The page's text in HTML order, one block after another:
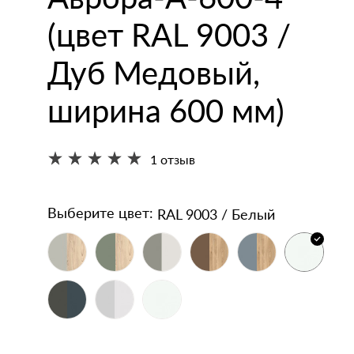
напольные
Зеркала
Умывальники
(цвет RAL 9003 /
Дуб Медовый,
ширина 600 мм)
1 отзыв
Выберите цвет: RAL 9003 / Белый